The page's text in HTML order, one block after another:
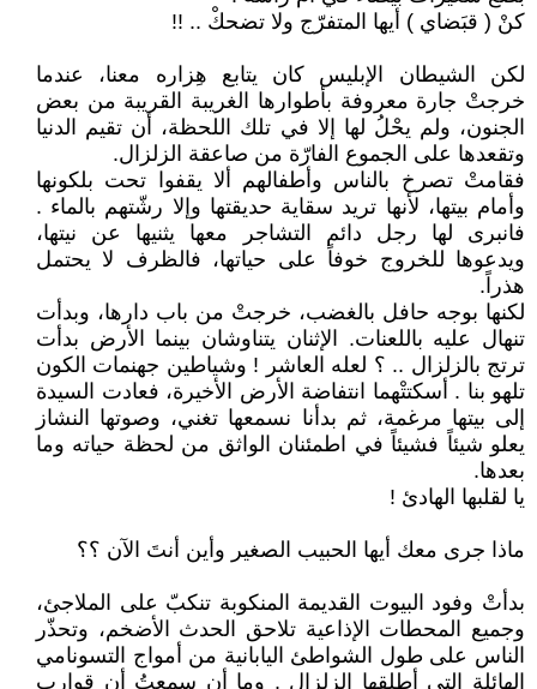
كنْ ( قبَضاي ) أيها المتفرّج ولا تضحكْ .. !!
لكن الشيطان الإبليس كان يتابع هِزاره معنا، عندما
خرجتْ جارة معروفة بأطوارها الغريبة القريبة من بعض
الجنون، ولم يحْلُ لها إلا في تلك اللحظة، أن تقيم الدنيا
وتقعدها على الجموع الفارّة من صاعقة الزلزال.
فقامتْ تصرخ بالناس وأطفالهم ألا يقفوا تحت بلكونها
وأمام بيتها، لأنها تريد سقاية حديقتها وإلا رشّتهم بالماء .
فانبرى لها رجل دائم التشاجر معها يثنيها عن نيتها،
ويدعوها للخروج خوفاً على حياتها، فالظرف لا يحتمل
هذراً.
لكنها بوجه حافل بالغضب، خرجتْ من باب دارها، وبدأت
تنهال عليه باللعنات. الإثنان يتناوشان بينما الأرض بدأت
ترتج بالزلزال .. ؟ لعله العاشر ! وشياطين جهنمات الكون
تلهو بنا . أسكتتْهما انتفاضة الأرض الأخيرة، فعادت السيدة
إلى بيتها مرغمة، ثم بدأنا نسمعها تغني، وصوتها النشاز
يعلو شيئاً فشيئاً في اطمئنان الواثق من لحظة حياته وما
بعدها.
يا لقلبها الهادئ !
ماذا جرى معك أيها الحبيب الصغير وأين أنتَ الآن ؟؟
بدأتْ وفود البيوت القديمة المنكوبة تنكبّ على الملاجئ،
وجميع المحطات الإذاعية تلاحق الحدث الأضخم، وتحذّر
الناس على طول الشواطئ اليابانية من أمواج التسونامي
الهائلة التي أطلقها الزلزال . وما أن سمعتُ أن قوارب